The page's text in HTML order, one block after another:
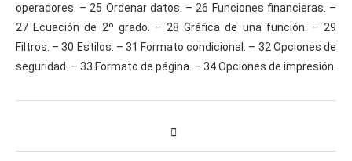
operadores. – 25 Ordenar datos. – 26 Funciones financieras. –
27 Ecuación de 2º grado. – 28 Gráfica de una función. – 29
Filtros. – 30 Estilos. – 31 Formato condicional. – 32 Opciones de
seguridad. – 33 Formato de página. – 34 Opciones de impresión.